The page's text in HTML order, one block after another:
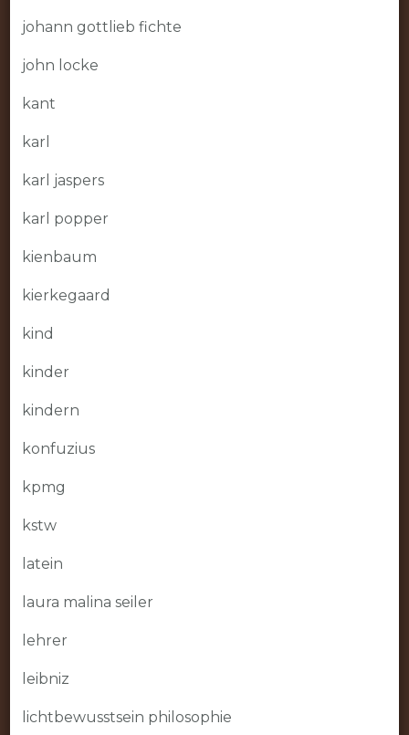
johann gottlieb fichte
john locke
kant
karl
karl jaspers
karl popper
kienbaum
kierkegaard
kind
kinder
kindern
konfuzius
kpmg
kstw
latein
laura malina seiler
lehrer
leibniz
lichtbewusstsein philosophie